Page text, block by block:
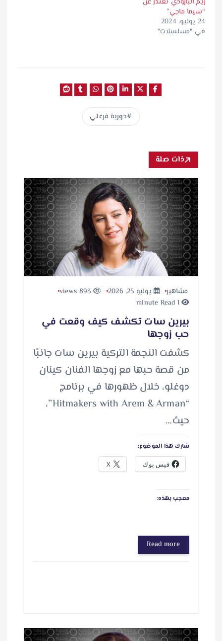
“سيما ماجي”
24 يوليو، 2024
في "مسلسلات"
حورية فرغلي
ذات صلة
مشاهير يوليو 25, 2026
1 minute Read
بيرين سات تكشف كيف وقعت في
حب زوجها
كشفت النجمة التركية بيرين سات جانبًا
من قصة حبها مع زوجها الفنان كينان
دوغلو، خلال ظهورها في برنامج
“Hitmakers with Arem & Arman”،
حيث…
شارك هذا الموضوع:
فيس بوك X
معجب بهذه:
Read more